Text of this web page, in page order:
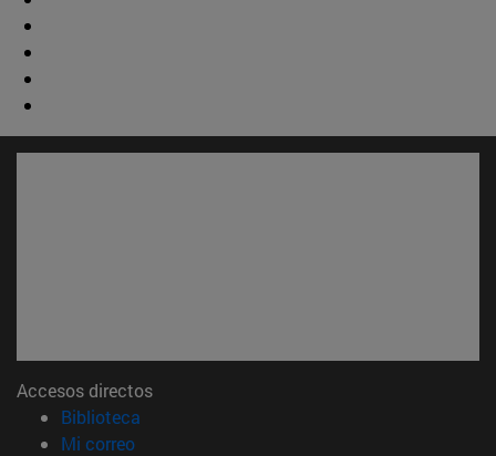
Accesos directos
Biblioteca
Mi correo(abre en nueva ventana)